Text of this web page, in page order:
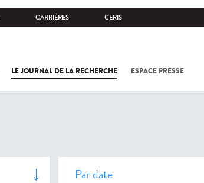
CARRIÈRES CERIS
LE JOURNAL DE LA RECHERCHE ESPACE PRESSE